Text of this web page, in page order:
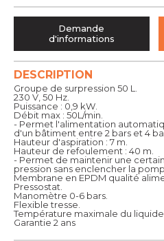
DESCRIPTION
Groupe de surpression 50 L.
230 V, 50 Hz.
Puissance : 0,9 kW.
Débit max : 50L/min.
- Permet l'alimentation
d'un bâtiment entre 2 bars et 4
Hauteur d'aspiration : 7 m.
Hauteur de refoulement : 40 m.
- Permet de maintenir une
pression sans enclencher la
Membrane en EPDM qualité
Pressostat.
Manomètre 0-6 bars.
Flexible tresse.
Température maximale du liquide
Garantie 2 ans
Demande
d'informations